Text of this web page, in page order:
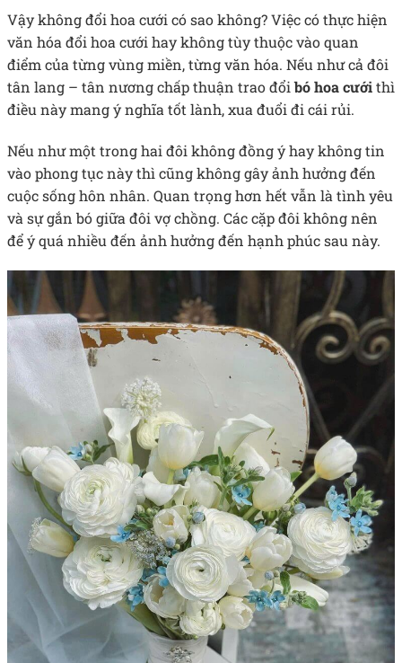
Vậy không đổi hoa cưới có sao không? Việc có thực hiện
văn hóa đổi hoa cưới hay không tùy thuộc vào quan
điểm của từng vùng miền, từng văn hóa. Nếu như cả đôi
tân lang – tân nương chấp thuận trao đổibó hoa cướithì
điều này mang ý nghĩa tốt lành, xua đuổi đi cái rủi.
Nếu như một trong hai đôi không đồng ý hay không tin
vào phong tục này thì cũng không gây ảnh hưởng đến
cuộc sống hôn nhân. Quan trọng hơn hết vẫn là tình yêu
và sự gắn bó giữa đôi vợ chồng. Các cặp đôi không nên
để ý quá nhiều đến ảnh hưởng đến hạnh phúc sau này.